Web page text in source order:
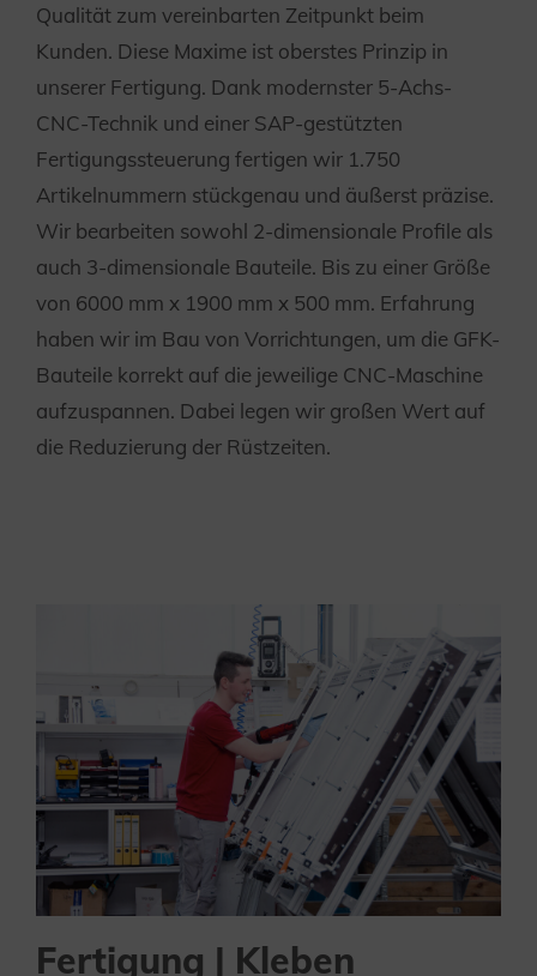
Qualität zum vereinbarten Zeitpunkt beim
Kunden. Diese Maxime ist oberstes Prinzip in
unserer Fertigung. Dank modernster 5-Achs-
CNC-Technik und einer SAP-gestützten
Fertigungssteuerung fertigen wir 1.750
Artikelnummern stückgenau und äußerst präzise.
Wir bearbeiten sowohl 2-dimensionale Profile als
auch 3-dimensionale Bauteile. Bis zu einer Größe
von 6000 mm x 1900 mm x 500 mm. Erfahrung
haben wir im Bau von Vorrichtungen, um die GFK-
Bauteile korrekt auf die jeweilige CNC-Maschine
aufzuspannen. Dabei legen wir großen Wert auf
die Reduzierung der Rüstzeiten.
Fertigung | Kleben